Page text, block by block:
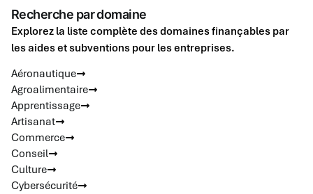
Recherche par domaine
Explorez la liste complète des domaines finançables par
les aides et subventions pour les entreprises.
Aéronautique
Agroalimentaire
Apprentissage
Artisanat
Commerce
Conseil
Culture
Cybersécurité